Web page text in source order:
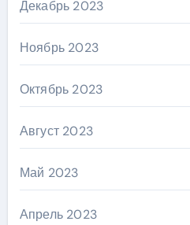
Декабрь 2023
Ноябрь 2023
Октябрь 2023
Август 2023
Май 2023
Апрель 2023